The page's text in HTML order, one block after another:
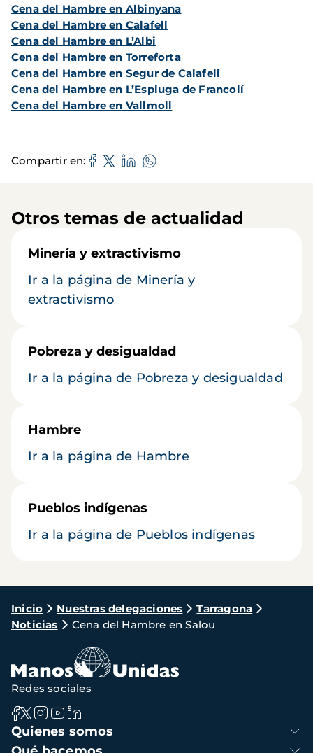
Cena del Hambre en Albinyana
Cena del Hambre en Calafell
Cena del Hambre en L’Albi
Cena del Hambre en Torreforta
Cena del Hambre en Segur de Calafell
Cena del Hambre en L’Espluga de Francolí
Cena del Hambre en Vallmoll
Compartir en
Otros temas de actualidad
Minería y extractivismo
Ir a la página de Minería y
extractivismo
Pobreza y desigualdad
Ir a la página de Pobreza y desigualdad
Hambre
Ir a la página de Hambre
Pueblos indígenas
Ir a la página de Pueblos indígenas
Ruta
de
navegación
Inicio Nuestras delegaciones
Tarragona
Noticias
Cena del Hambre en Salou
Navegación
principal
Quienes somos
Redes sociales